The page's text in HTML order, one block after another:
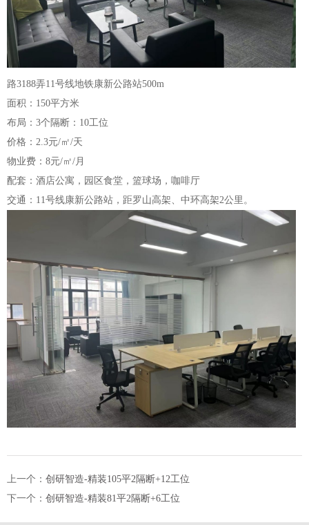
路3188弄11号线地铁康新公路站500m
面积：150平方米
布局：3个隔断：10工位
价格：2.3元/㎡/天
物业费：8元/㎡/月
配套：酒店公寓，园区食堂，篮球场，咖啡厅
交通：11号线康新公路站，距罗山高架、中环高架2公里。
上一个： 创研智造-精装105平2隔断+12工位
下一个： 创研智造-精装81平2隔断+6工位